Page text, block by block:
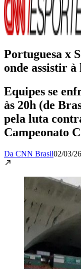
Portuguesa x
onde assistir
Equipes se
às 20h (de
pela luta
Campeonato
Da CNN Brasil02/03/